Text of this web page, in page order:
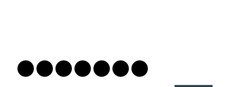
Lien vers le profil Mastodon
Lien vers le profil Bluesky
Lien vers le profil Instagram
Lien vers le profil Linkedin
Lien vers le profil Facebook
Lien vers le profil Twitter
Partager par WhatsApp